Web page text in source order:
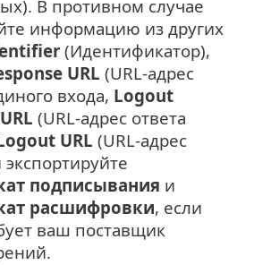
В противном случае
информацию из других
(Идентификатор),
URL (URL-адрес
входа, Logout
(URL-адрес ответа
URL (URL-адрес
подписывания и
расшифровки, если
ваш поставщик